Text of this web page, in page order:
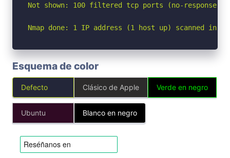
Not shown: 100 filtered tcp ports (no-response)
Nmap done: 1 IP address (1 host up) scanned in
Esquema de color
Defecto Clásico de Apple Verde en negro
Ubuntu Blanco en negro